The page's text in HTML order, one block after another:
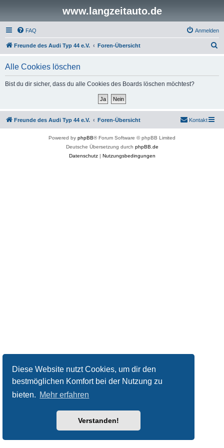
Diese Website nutzt Cookies, um dir den
bestmöglichen Komfort bei der Nutzung zu
bieten. Mehr erfahren
Verstanden!
www.langzeitauto.de
FAQ Anmelden
Freunde des Audi Typ 44 e.V. Foren-Übersicht
Alle Cookies löschen
Bist du dir sicher, dass du alle Cookies des Boards löschen möchtest?
Freunde des Audi Typ 44 e.V. Foren-Übersicht Kontakt
Powered by phpBB® Forum Software © phpBB Limited
Deutsche Übersetzung durch phpBB.de
Datenschutz| Nutzungsbedingungen